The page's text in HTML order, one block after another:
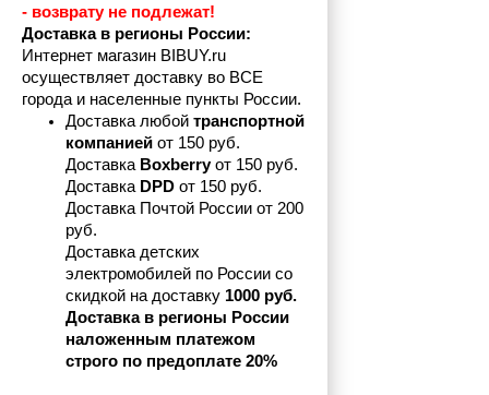
- возврату не подлежат!
Доставка в регионы России:
Интернет магазин BIBUY.ru
осуществляет доставку во ВСЕ
города и населенные пункты России.
Доставка любой транспортной
компанией от 150 руб.
Доставка Boxberry от 150 руб.
Доставка DPD от 150 руб.
Доставка Почтой России от 200
руб.
Доставка детских
электромобилей по России со
скидкой на доставку 1000 руб.
Доставка в регионы России
наложенным платежом
строго по предоплате 20%